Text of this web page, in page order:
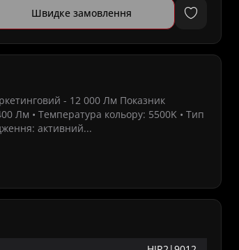
Швидке замовлення
- 12 000 Лм Показник
Лм • Температура кольору: 5500K • Тип
активний...